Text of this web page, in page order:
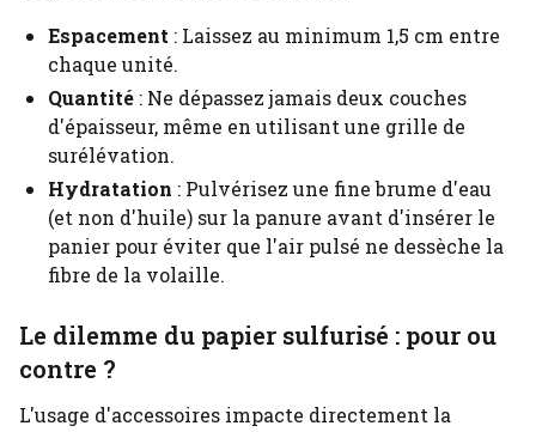
Espacement : Laissez au minimum 1,5 cm entre
chaque unité.
Quantité : Ne dépassez jamais deux couches
d'épaisseur, même en utilisant une grille de
surélévation.
Hydratation : Pulvérisez une fine brume d'eau
(et non d'huile) sur la panure avant d'insérer le
panier pour éviter que l'air pulsé ne dessèche la
fibre de la volaille.
Le dilemme du papier sulfurisé : pour ou
contre ?
L'usage d'accessoires impacte directement la